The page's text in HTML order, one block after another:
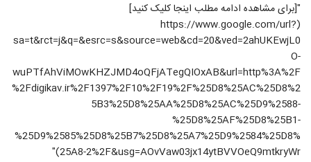
"[برای مشاهده ادامه مطلب اینجا کلیک کنید]
(https://www.google.com/url?
sa=t&rct=j&q=&esrc=s&source=web&cd=20&ved=2ahUKEwjL0
O-
wuPTfAhViMOwKHZJMD4oQFjATegQIOxAB&url=http%3A%2F
%2Fdigikav.ir%2F1397%2F10%2F19%2F%25D8%25AC%25D8%2
5B3%25D8%25AA%25D8%25AC%25D9%2588-
%25D8%25AF%25D8%25B1-
%25D9%2585%25D8%25B7%25D8%25A7%25D9%2584%25D8%
25A8-2%2F&usg=AOvVaw03jx14ytBVVOeQ9mtkryWr)"